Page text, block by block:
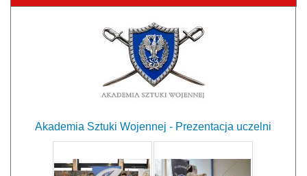
Akademia Sztuki Wojennej - Prezentacja uczelni